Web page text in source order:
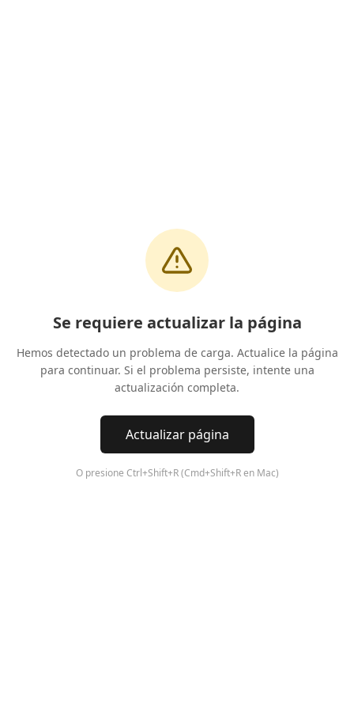
Se requiere actualizar la página
Hemos detectado un problema de carga. Actualice la página
para continuar. Si el problema persiste, intente una
actualización completa.
Actualizar página
O presione Ctrl+Shift+R (Cmd+Shift+R en Mac)